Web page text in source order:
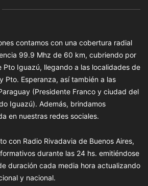
contamos con una cobertura radial
99.9 Mhz de 60 km, cubriendo por
Iguazú, llegando a las localidades de
Pto. Esperanza, así también a las
(Presidente Franco y ciudad del
Iguazú). Además, brindamos
en nuestras redes sociales.
con Radio Rivadavia de Buenos Aires,
durante las 24 hs. emitiéndose
duración cada media hora actualizando
y nacional.